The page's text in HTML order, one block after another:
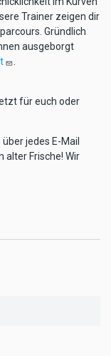
Trainer zeigen dir
Gründlich
ausgeborgt
für euch oder
jedes E-Mail
alter Frische! Wir